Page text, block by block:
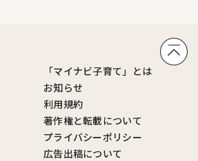
「マイナビ子育て」とは
お知らせ
利用規約
著作権と転載について
プライバシーポリシー
広告出稿について